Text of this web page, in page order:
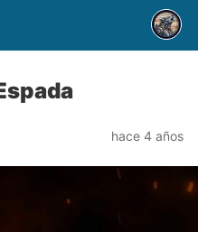
hace 4 años